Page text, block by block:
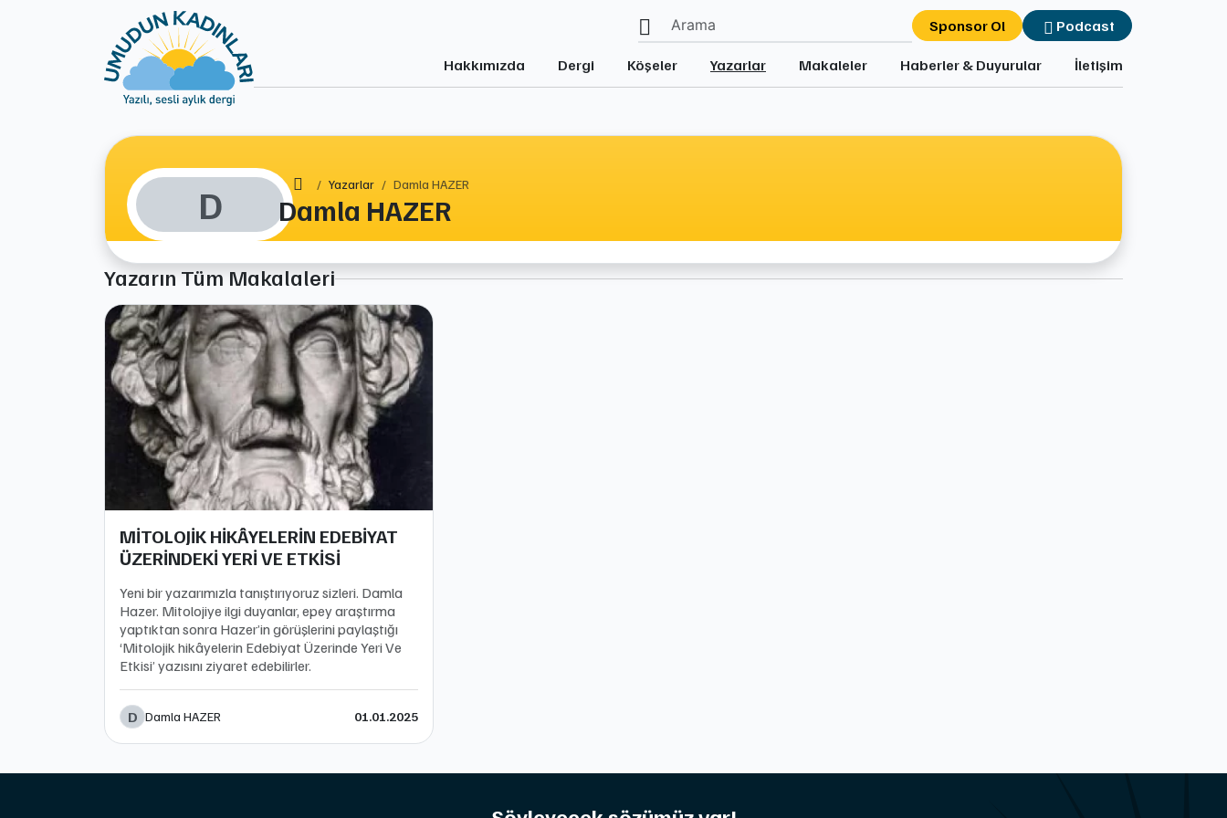
Sponsor Ol Podcast
Hakkımızda Dergi Köşeler Yazarlar Makaleler Haberler & Duyurular İletişim
D Ana SayfaYazarlar Damla HAZER
Damla HAZER
Yazarın Tüm Makalaleri
MİTOLOJİK HİKÂYELERİN EDEBİYAT
ÜZERİNDEKİ YERİ VE ETKİSİ
Yeni bir yazarımızla tanıştırıyoruz sizleri. Damla
Hazer. Mitolojiye ilgi duyanlar, epey araştırma
yaptıktan sonra Hazer’in görüşlerini paylaştığı
‘Mitolojik hikâyelerin Edebiyat Üzerinde Yeri Ve
Etkisi’ yazısını ziyaret edebilirler.
D Damla HAZER 01.01.2025